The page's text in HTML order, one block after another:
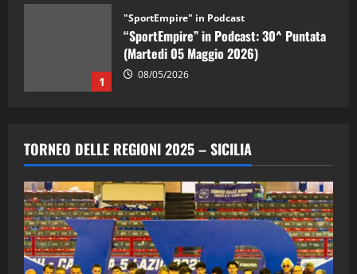
1
"SportEmpire" in Podcast
“SportEmpire” in Podcast: 30^ Puntata
(Martedi 05 Maggio 2026)
08/05/2026
2
“SportEmpire” in Podcast: 29^ Puntata
(Martedi 28 Aprile 2026)
"SportEmpire" in Podcast
“SportEmpire” in Podcast: 28^ Puntata
(Martedi 21 Aprile 2026)
TORNEO DELLE REGIONI 2025 – SICILIA